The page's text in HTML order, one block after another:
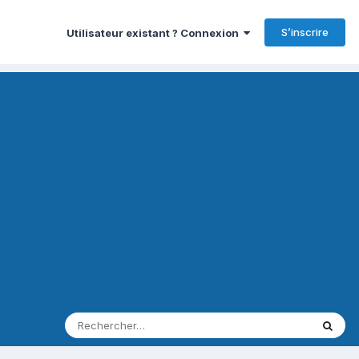
Utilisateur existant ? Connexion S’inscrire